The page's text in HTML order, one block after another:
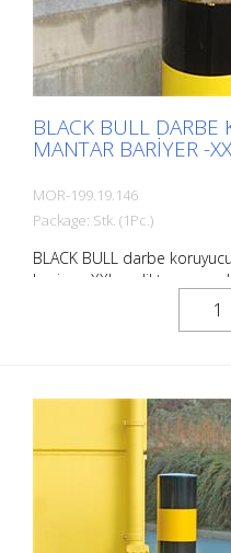
BLACK BULL DARBE
MANTAR BARIYER -
MOR-199.19.146
Package: Stk. (1Pc.)
BLACK BULL darbe
bariyer -XXL- çelikten,
kapaklı, sıcak daldırma
siyah/sarı kaplamalı, dübel
Çarpışma hasarını etkili
envanteri, trafik yollarını ve
alanlarını güvence altına
koruma babaları
destekleri, sütunları, rafları,
kapıları, yükleme
Yüzey işleme : Sıcak